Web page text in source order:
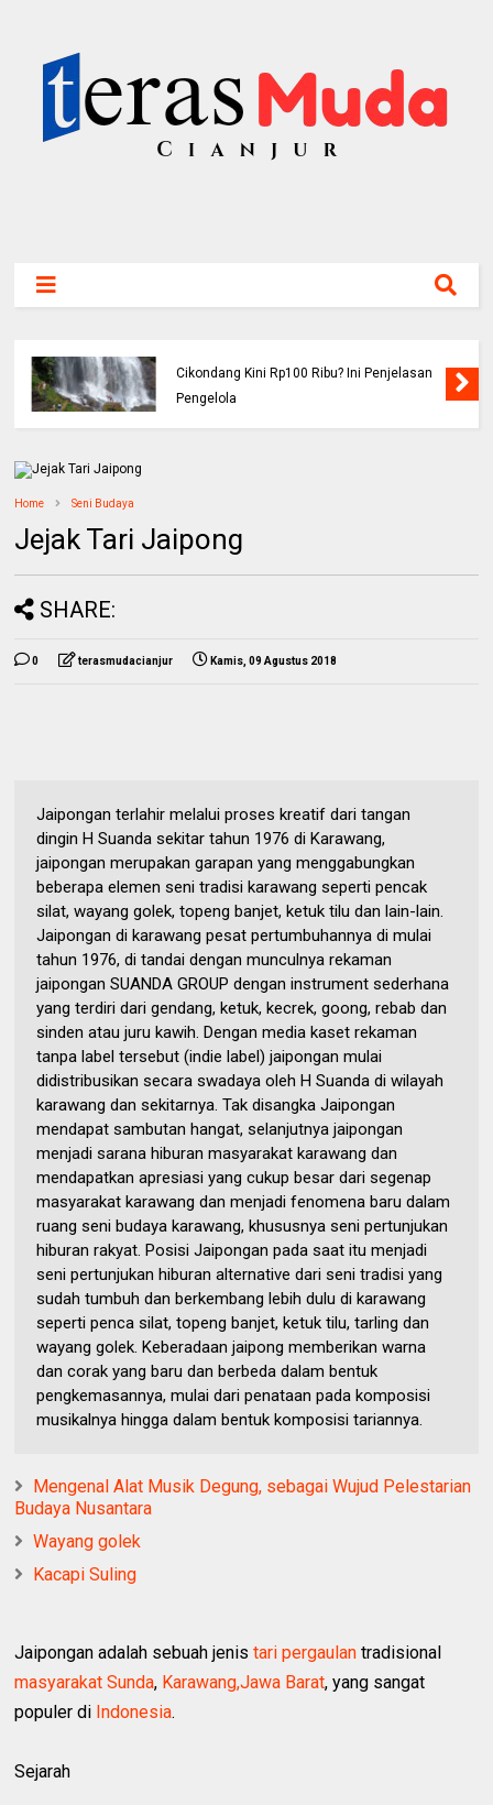
Jonggol Cianjur, Telepon 110 Berujung
Tawaran Kerja dari Polres
Home Seni Budaya
Jejak Tari Jaipong
SHARE:
0 terasmudacianjur Kamis, 09 Agustus 2018
Jaipongan terlahir melalui proses kreatif dari tangan
dingin H Suanda sekitar tahun 1976 di Karawang,
jaipongan merupakan garapan yang menggabungkan
beberapa elemen seni tradisi karawang seperti pencak
silat, wayang golek, topeng banjet, ketuk tilu dan lain-lain.
Jaipongan di karawang pesat pertumbuhannya di mulai
tahun 1976, di tandai dengan munculnya rekaman
jaipongan SUANDA GROUP dengan instrument sederhana
yang terdiri dari gendang, ketuk, kecrek, goong, rebab dan
sinden atau juru kawih. Dengan media kaset rekaman
tanpa label tersebut (indie label) jaipongan mulai
didistribusikan secara swadaya oleh H Suanda di wilayah
karawang dan sekitarnya. Tak disangka Jaipongan
mendapat sambutan hangat, selanjutnya jaipongan
menjadi sarana hiburan masyarakat karawang dan
mendapatkan apresiasi yang cukup besar dari segenap
masyarakat karawang dan menjadi fenomena baru dalam
ruang seni budaya karawang, khususnya seni pertunjukan
hiburan rakyat. Posisi Jaipongan pada saat itu menjadi
seni pertunjukan hiburan alternative dari seni tradisi yang
sudah tumbuh dan berkembang lebih dulu di karawang
seperti penca silat, topeng banjet, ketuk tilu, tarling dan
wayang golek. Keberadaan jaipong memberikan warna
dan corak yang baru dan berbeda dalam bentuk
pengkemasannya, mulai dari penataan pada komposisi
musikalnya hingga dalam bentuk komposisi tariannya.
Mengenal Alat Musik Degung, sebagai Wujud Pelestarian
Budaya Nusantara
Wayang golek
Kacapi Suling
Jaipongan adalah sebuah jenistari pergaulan tradisional
masyarakat Sunda, Karawang,Jawa Barat, yang sangat
populer di Indonesia.
Sejarah